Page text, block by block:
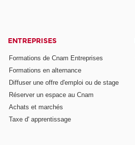
ENTREPRISES
Formations de Cnam Entreprises
Formations en alternance
Diffuser une offre d'emploi ou de stage
Réserver un espace au Cnam
Achats et marchés
Taxe d' apprentissage